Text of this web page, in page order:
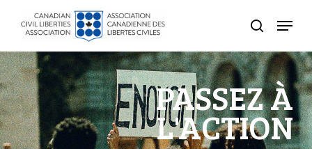
content
recherche
Menu
PASSEZ À
L'ACTION
Menu